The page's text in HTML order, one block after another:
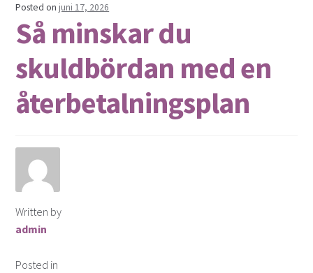
Posted onjuni 17, 2026
Så minskar du
skuldbördan med en
återbetalningsplan
Written by
admin
Posted in